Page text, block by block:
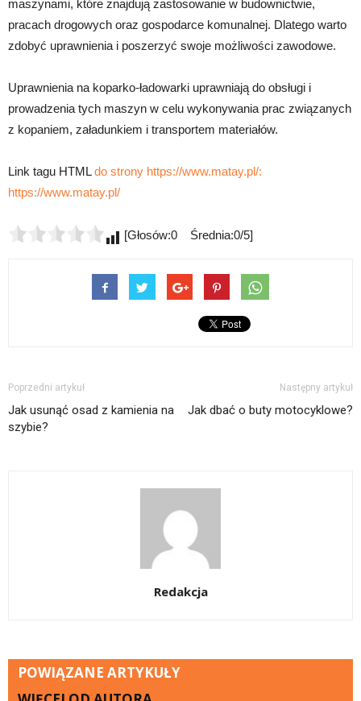
maszynami, które znajdują zastosowanie w budownictwie,
pracach drogowych oraz gospodarce komunalnej. Dlatego warto
zdobyć uprawnienia i poszerzyć swoje możliwości zawodowe.
Uprawnienia na koparko-ładowarki uprawniają do obsługi i
prowadzenia tych maszyn w celu wykonywania prac związanych
z kopaniem, załadunkiem i transportem materiałów.
Link tagu HTMLdo strony https://www.matay.pl/:
https://www.matay.pl/
[Głosów:0 Średnia:0/5]
Poprzedni artykuł
Jak usunąć osad z kamienia na
szybie?
Następny artykuł
Jak dbać o buty motocyklowe?
Redakcja
POWIĄZANE ARTYKUŁY